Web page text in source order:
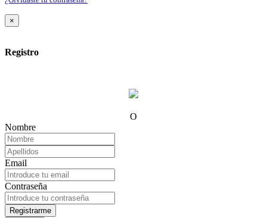
×
Registro
O
Nombre
Email
Contraseña
Registrarme